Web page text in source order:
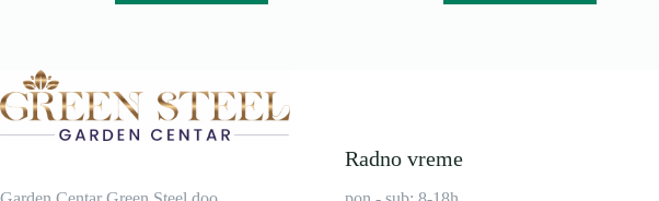
Radno vreme